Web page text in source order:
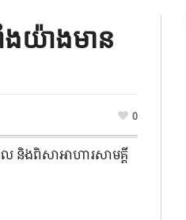
ងយ៉ាងមាន
0
និងពិសាអាហារសាមគ្គី